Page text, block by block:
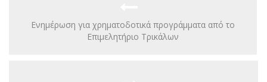
Ενημέρωση για χρηματοδοτικά προγράμματα από το
Επιμελητήριο Τρικάλων